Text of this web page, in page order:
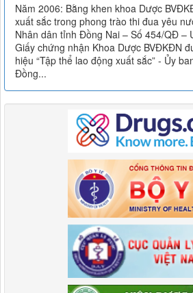
Năm 2006: Bằng khen khoa Dược
xuất sắc trong phong trào thi đua yêu
Nhân dân tỉnh Đồng Nai – Số 454/QĐ –
Giấy chứng nhận Khoa Dược BVĐKĐN
hiệu “Tập thể lao động xuất sắc” - Ủy
Đồng...